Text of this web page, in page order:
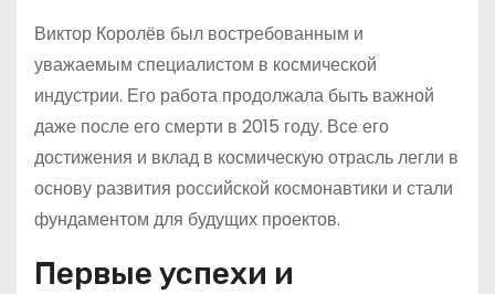
Виктор Королёв был востребованным и
уважаемым специалистом в космической
индустрии. Его работа продолжала быть важной
даже после его смерти в 2015 году. Все его
достижения и вклад в космическую отрасль легли в
основу развития российской космонавтики и стали
фундаментом для будущих проектов.
Первые успехи и